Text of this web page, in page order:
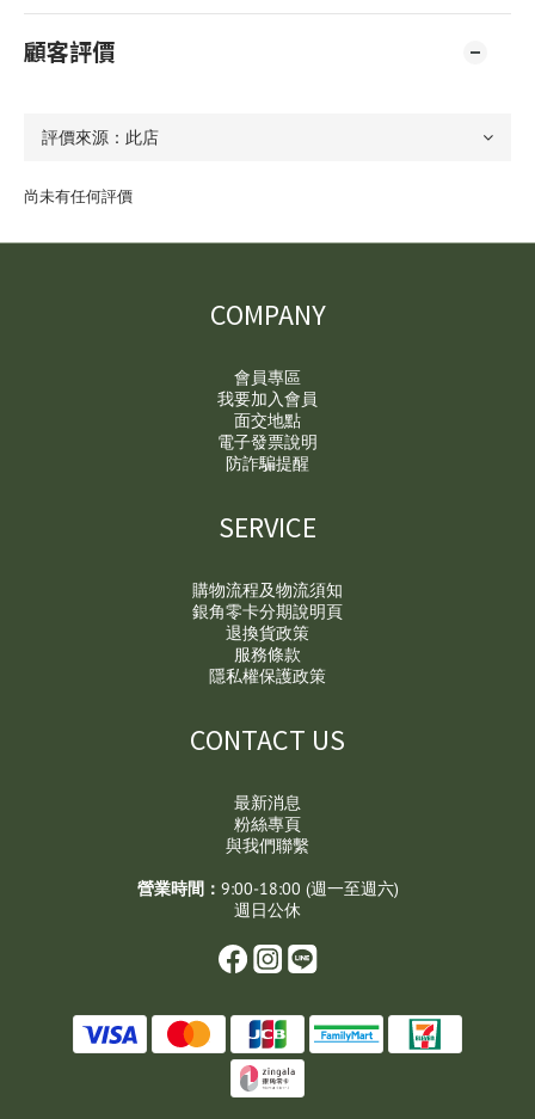
顧客評價
尚未有任何評價
COMPANY
會員專區
我要加入會員
面交地點
電子發票說明
防詐騙提醒
SERVICE
購物流程及物流須知
銀角零卡分期說明頁
退換貨政策
服務條款
隱私權保護政策
CONTACT US
最新消息
粉絲專頁
與我們聯繫
營業時間： 9:00-18:00 (週一至週六)
週日公休